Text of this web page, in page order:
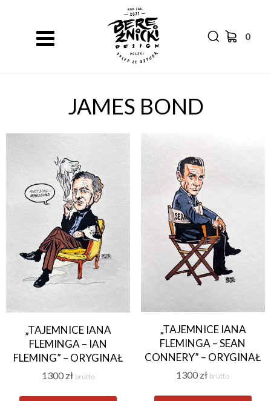
0
JAMES BOND
„TAJEMNICE IANA
FLEMINGA – IAN
FLEMING” – ORYGINAŁ
1300 zł brutto
„TAJEMNICE IANA
FLEMINGA – SEAN
CONNERY” – ORYGINAŁ
1300 zł brutto